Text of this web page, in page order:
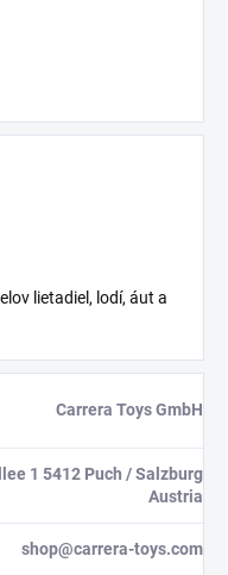
lietadiel, lodí, áut a
Carrera Toys GmbH
1 5412 Puch / Salzburg
Austria
shop@carrera-toys.com